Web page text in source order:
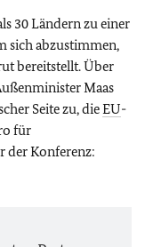
30 Ländern zu einer
sich abzustimmen,
bereitstellt. Über
Maas
Seite zu, dieEU-
für
der Konferenz: